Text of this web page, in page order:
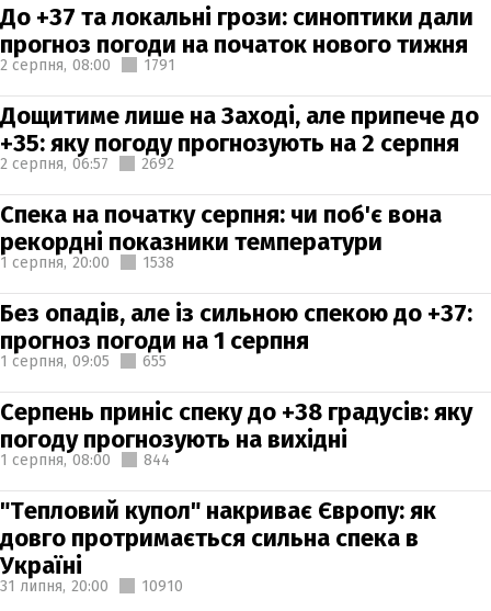
До +37 та локальні грози: синоптики дали
прогноз погоди на початок нового тижня
2 серпня, 08:00 1791
Дощитиме лише на Заході, але припече до
+35: яку погоду прогнозують на 2 серпня
2 серпня, 06:57 2692
Спека на початку серпня: чи поб'є вона
рекордні показники температури
1 серпня, 20:00 1538
Без опадів, але із сильною спекою до +37:
прогноз погоди на 1 серпня
1 серпня, 09:05 655
Серпень приніс спеку до +38 градусів: яку
погоду прогнозують на вихідні
1 серпня, 08:00 844
"Тепловий купол" накриває Європу: як
довго протримається сильна спека в
Україні
31 липня, 20:00 10910